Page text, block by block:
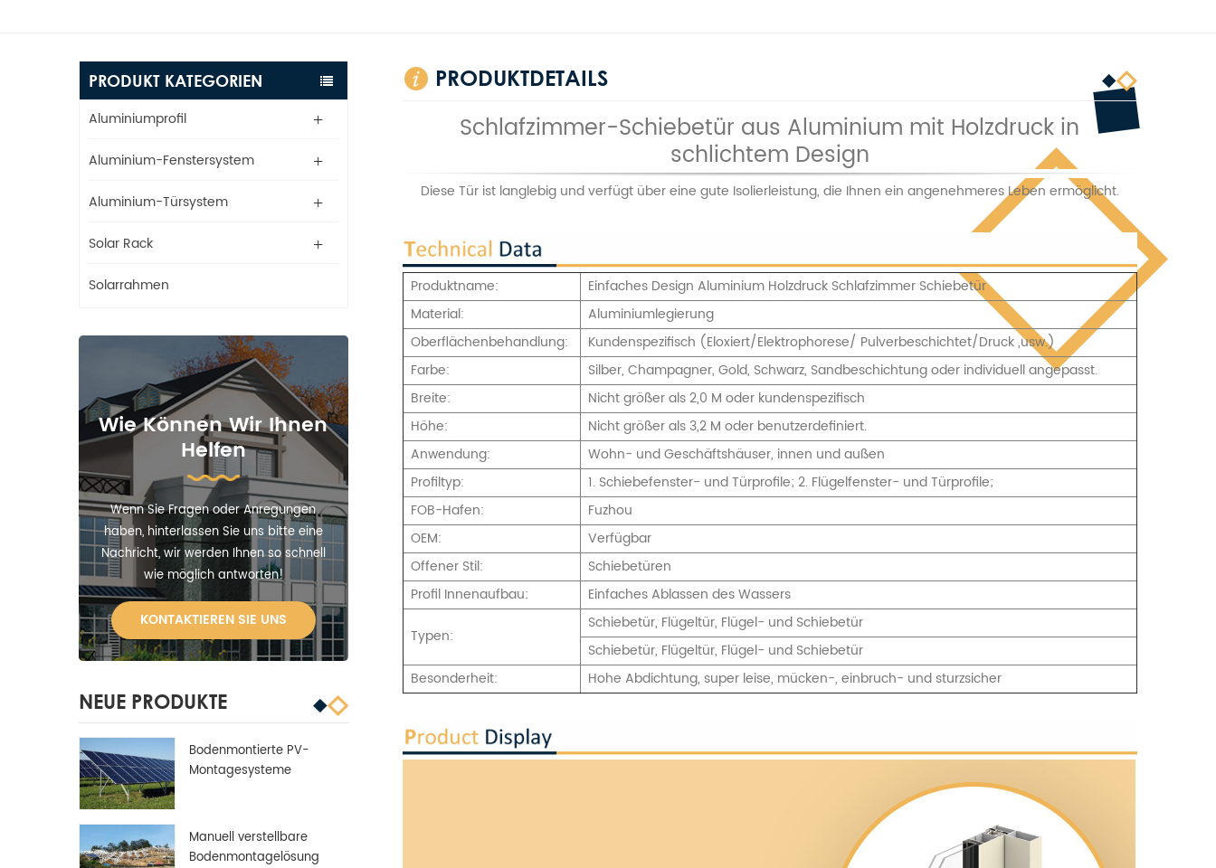
PRODUKT KATEGORIEN
Aluminiumprofil
Aluminium-Fenstersystem
Aluminium-Türsystem
Solar Rack
Solarrahmen
Wie Können Wir Ihnen
Helfen
Wenn Sie Fragen oder Anregungen
haben, hinterlassen Sie uns bitte eine
Nachricht, wir werden Ihnen so schnell
wie möglich antworten!
KONTAKTIEREN SIE UNS
NEUE PRODUKTE
Bodenmontierte PV-
Montagesysteme
Manuell verstellbare
Bodenmontagelösung
PRODUKTDETAILS
Schlafzimmer-Schiebetür aus Aluminium mit Holzdruck in
schlichtem Design
Diese Tür ist langlebig und verfügt über eine gute Isolierleistung, die Ihnen ein angenehmeres Leben ermöglicht.
Produktname:
Einfaches Design Aluminium Holzdruck Schlafzimmer Schiebetür
Material:
Aluminiumlegierung
Oberflächenbehandlung:
Kundenspezifisch (Eloxiert/Elektrophorese/ Pulverbeschichtet/Druck,usw.)
Farbe:
Silber, Champagner, Gold, Schwarz, Sandbeschichtung oder individuell angepasst.
Breite:
Nicht größer als 2,0 M oder kundenspezifisch
Höhe:
Nicht größer als 3,2 M oder benutzerdefiniert.
Anwendung:
Wohn- und Geschäftshäuser, innen und außen
Profiltyp:
1. Schiebefenster- und Türprofile; 2. Flügelfenster- und Türprofile;
FOB-Hafen:
Fuzhou
OEM:
Verfügbar
Offener Stil:
Schiebetüren
Profil Innenaufbau:
Einfaches Ablassen des Wassers
Typen:
Schiebetür, Flügeltür, Flügel- und Schiebetür
Schiebetür, Flügeltür, Flügel- und Schiebetür
Besonderheit:
Hohe Abdichtung, super leise, mücken-, einbruch- und sturzsicher